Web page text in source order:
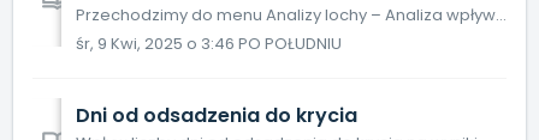
Przechodzimy do menu Analizy lochy – Analiza wpływu – PigVision – Krycie i wybieramy Miot, wiek 1. krycia. Wybieramy okres i klikamy Kalkuluj. Po lewej...
śr, 9 Kwi, 2025 o 3:46 PO POŁUDNIU
Dni od odsadzenia do krycia